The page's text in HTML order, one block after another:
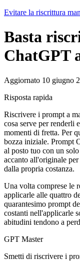
Evitare la riscrittura
Basta
ChatGPT
Aggiornato 10 giugno
Risposta rapida
Riscrivere i prompt a
cosa serve per renderli
momenti di fretta. Per
bozza iniziale. Prompt
al posto tuo con un
accanto all'originale
dalla propria costanza.
Una volta comprese le
applicarle alle quattro
quarantesimo prompt
costanti nell'applicarle
abitudini tendono a
GPT Master
Smetti di riscrivere i